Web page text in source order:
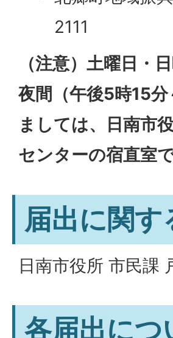
2111
（注意）土曜日・
夜間（午後5時15
ましては、日南市
センターの宿直室
届出に関
日南市役所 市民課
各届出につ